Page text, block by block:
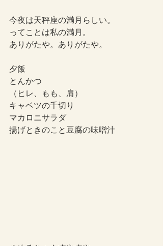
今夜は天秤座の満月らしい。
ってことは私の満月。
ありがたや。ありがたや。
夕飯
とんかつ
（ヒレ、もも、肩）
キャベツの千切り
マカロニサラダ
揚げときのこと豆腐の味噌汁